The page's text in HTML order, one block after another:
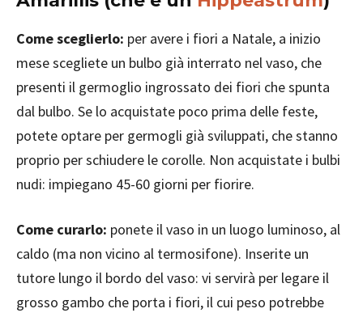
Come sceglierlo: per avere i fiori a Natale, a inizio
mese scegliete un bulbo già interrato nel vaso, che
presenti il germoglio ingrossato dei fiori che spunta
dal bulbo. Se lo acquistate poco prima delle feste,
potete optare per germogli già sviluppati, che stanno
proprio per schiudere le corolle. Non acquistate i bulbi
nudi: impiegano 45-60 giorni per fiorire.
Come curarlo: ponete il vaso in un luogo luminoso, al
caldo (ma non vicino al termosifone). Inserite un
tutore lungo il bordo del vaso: vi servirà per legare il
grosso gambo che porta i fiori, il cui peso potrebbe